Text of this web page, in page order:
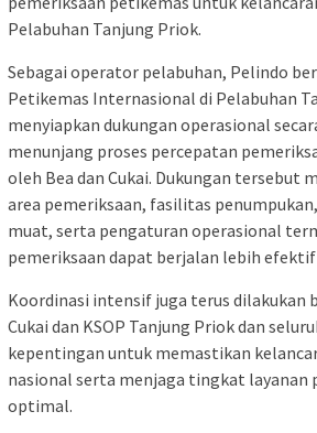
Pelabuhan Tanjung Priok.
Sebagai operator pelabuhan, Pelindo
Petikemas Internasional di Pelabuhan
menyiapkan dukungan operasional
menunjang proses percepatan
oleh Bea dan Cukai. Dukungan tersebut
area pemeriksaan, fasilitas
muat, serta pengaturan operasional
pemeriksaan dapat berjalan lebih efektif
Koordinasi intensif juga terus dilakukan
Cukai dan KSOP Tanjung Priok dan
kepentingan untuk memastikan
nasional serta menjaga tingkat layanan
optimal.